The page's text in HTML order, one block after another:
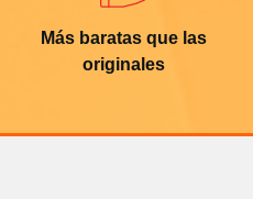
Más baratas que las
originales